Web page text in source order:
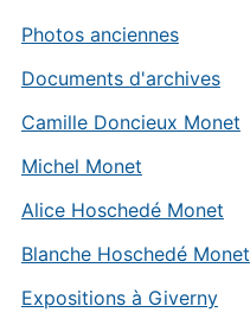
Photos anciennes
Documents d'archives
Camille Doncieux Monet
Michel Monet
Alice Hoschedé Monet
Blanche Hoschedé Monet
Expositions à Giverny